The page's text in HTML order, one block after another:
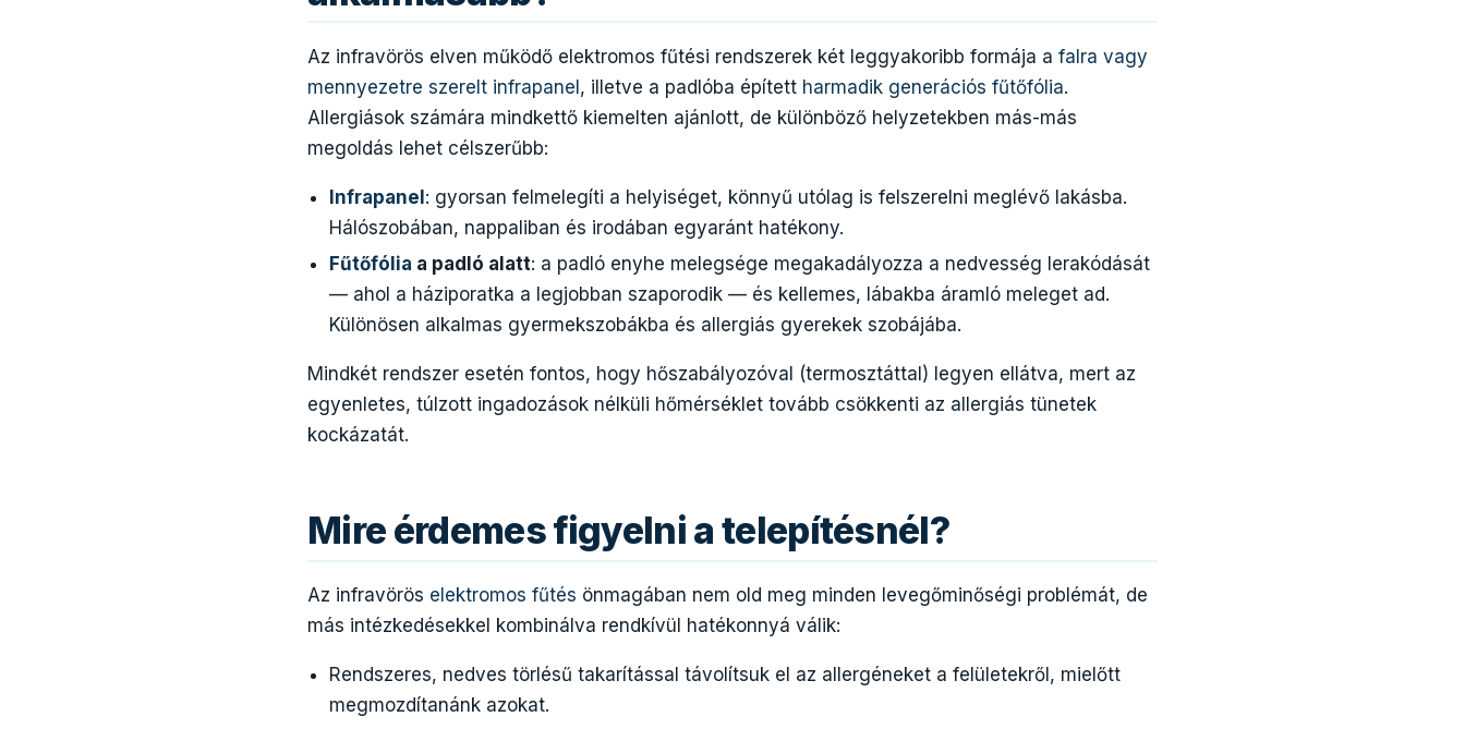
Az infravörös elven működő elektromos fűtési rendszerek két leggyakoribb formája a falra vagy
mennyezetre szerelt infrapanel , illetve a padlóba épített harmadik generációs fűtőfólia.
Allergiások számára mindkettő kiemelten ajánlott, de különböző helyzetekben más-más
megoldás lehet célszerűbb:
Infrapanel : gyorsan felmelegíti a helyiséget, könnyű utólag is felszerelni meglévő lakásba.
Hálószobában, nappaliban és irodában egyaránt hatékony.
Fűtőfólia a padló alatt: a padló enyhe melegsége megakadályozza a nedvesség lerakódását
— ahol a háziporatka a legjobban szaporodik — és kellemes, lábakba áramló meleget ad.
Különösen alkalmas gyermekszobákba és allergiás gyerekek szobájába.
Mindkét rendszer esetén fontos, hogy hőszabályozóval (termosztáttal) legyen ellátva, mert az
egyenletes, túlzott ingadozások nélküli hőmérséklet tovább csökkenti az allergiás tünetek
kockázatát.
Mire érdemes figyelni a telepítésnél?
Az infravörös elektromos fűtés önmagában nem old meg minden levegőminőségi problémát, de
más intézkedésekkel kombinálva rendkívül hatékonnyá válik:
Rendszeres, nedves törlésű takarítással távolítsuk el az allergéneket a felületekről, mielőtt
megmozdítanánk azokat.